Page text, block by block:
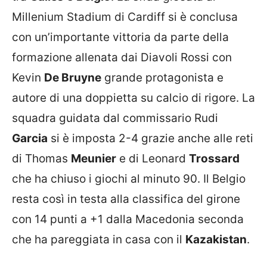
Millenium Stadium di Cardiff si è conclusa
con un’importante vittoria da parte della
formazione allenata dai Diavoli Rossi con
Kevin De Bruyne grande protagonista e
autore di una doppietta su calcio di rigore. La
squadra guidata dal commissario Rudi
Garcia si è imposta 2-4 grazie anche alle reti
di Thomas Meunier e di Leonard Trossard
che ha chiuso i giochi al minuto 90. Il Belgio
resta così in testa alla classifica del girone
con 14 punti a +1 dalla Macedonia seconda
che ha pareggiata in casa con il Kazakistan.